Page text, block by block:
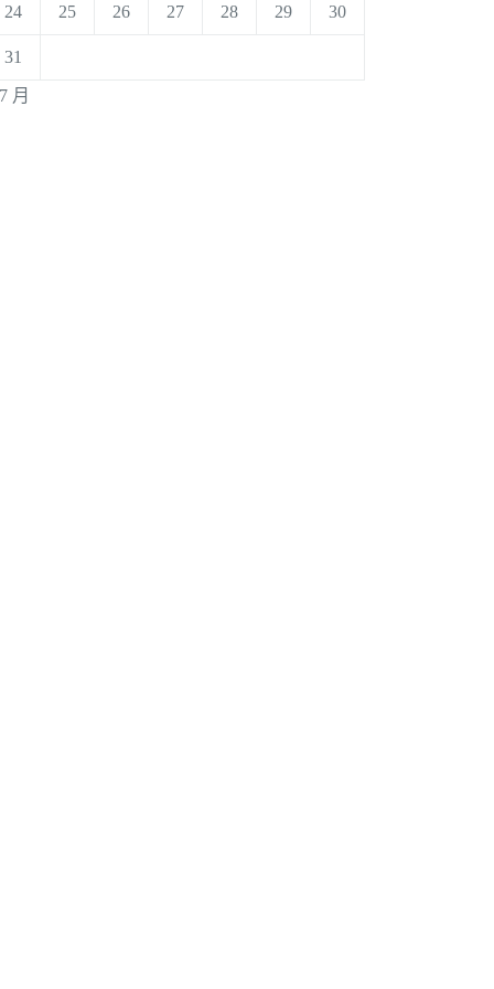
24 25 26 27 28 29 30
31
月